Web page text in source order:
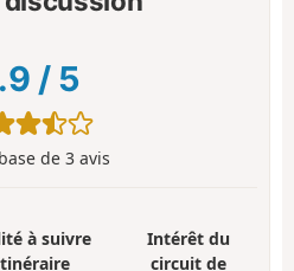
/ 5
de 3 avis
à suivre
Intérêt du
circuit de